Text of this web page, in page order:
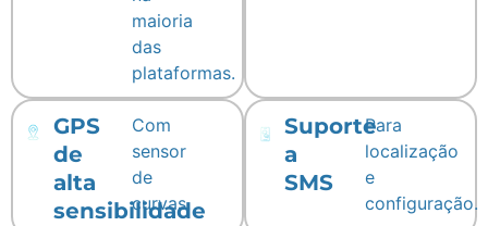
maioria
das
plataformas.
GPS
de
alta
sensibilidade
Com
sensor
de
curvas.
Suporte
a
SMS
Para
localização
e
configuração.